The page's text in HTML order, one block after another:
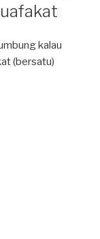
kalau
(bersatu)